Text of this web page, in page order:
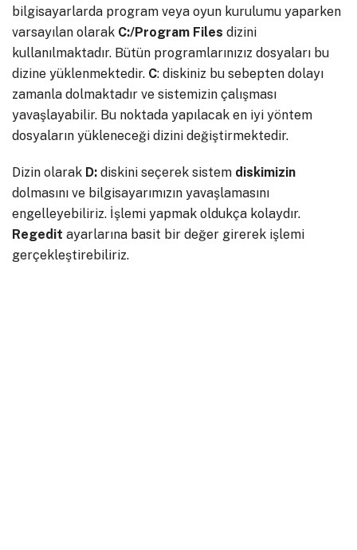
bilgisayarlarda program veya oyun kurulumu yaparken
varsayılan olarak C:/Program Files dizini
kullanılmaktadır. Bütün programlarınızız dosyaları bu
dizine yüklenmektedir. C: diskiniz bu sebepten dolayı
zamanla dolmaktadır ve sistemizin çalışması
yavaşlayabilir. Bu noktada yapılacak en iyi yöntem
dosyaların yükleneceği dizini değiştirmektedir.
Dizin olarak D: diskini seçerek sistem diskimizin
dolmasını ve bilgisayarımızın yavaşlamasını
engelleyebiliriz. İşlemi yapmak oldukça kolaydır.
Regedit ayarlarına basit bir değer girerek işlemi
gerçekleştirebiliriz.